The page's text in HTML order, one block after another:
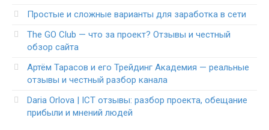
Простые и сложные варианты для заработка в сети
The GO Club — что за проект? Отзывы и честный
обзор сайта
Артём Тарасов и его Трейдинг Академия — реальные
отзывы и честный разбор канала
Daria Orlova | ICT отзывы: разбор проекта, обещание
прибыли и мнений людей